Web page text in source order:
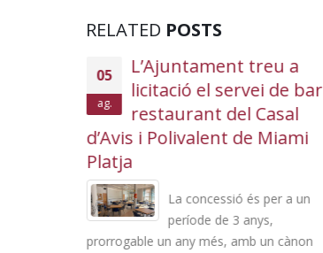
RELATED POSTS
05
ag.
L’Ajuntament treu a
licitació el servei de bar
restaurant del Casal
d’Avis i Polivalent de Miami
Platja
La concessió és per a un
període de 3 anys,
prorrogable un any més, amb un cànon